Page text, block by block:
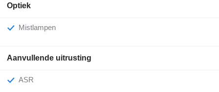
Optiek
Mistlampen
Aanvullende uitrusting
ASR